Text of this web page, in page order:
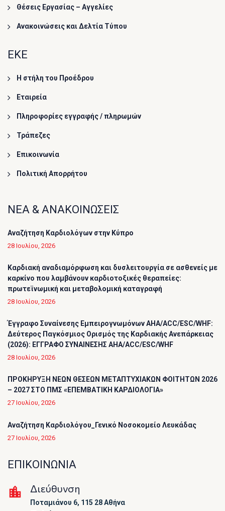
Θέσεις Εργασίας – Αγγελίες
Ανακοινώσεις και Δελτία Τύπου
ΕΚΕ
Η στήλη του Προέδρου
Εταιρεία
Πληροφορίες εγγραφής / πληρωμών
Τράπεζες
Επικοινωνία
Πολιτική Απορρήτου
ΝΕΑ & ΑΝΑΚΟΙΝΩΣΕΙΣ
Αναζήτηση Καρδιολόγων στην Κύπρο
28 Ιουλίου, 2026
Καρδιακή αναδιαμόρφωση και δυσλειτουργία σε ασθενείς με
καρκίνο που λαμβάνουν καρδιοτοξικές θεραπείες:
πρωτεϊνωμική και μεταβολομική καταγραφή
28 Ιουλίου, 2026
Έγγραφο Συναίνεσης Εμπειρογνωμόνων AHA/ACC/ESC/WHF:
Δεύτερος Παγκόσμιος Ορισμός της Καρδιακής Ανεπάρκειας
(2026): ΕΓΓΡΑΦΟ ΣΥΝΑΙΝΕΣΗΣ AHA/ACC/ESC/WHF
28 Ιουλίου, 2026
ΠΡΟΚΗΡΥΞΗ ΝΕΩΝ ΘΕΣΕΩΝ ΜΕΤΑΠΤΥΧΙΑΚΩΝ ΦΟΙΤΗΤΩΝ 2026
– 2027 ΣΤΟ ΠΜΣ «ΕΠΕΜΒΑΤΙΚΗ ΚΑΡΔΙΟΛΟΓΙΑ»
27 Ιουλίου, 2026
Αναζήτηση Καρδιολόγου_Γενικό Νοσοκομείο Λευκάδας
27 Ιουλίου, 2026
ΕΠΙΚΟΙΝΩΝΙΑ
Διεύθυνση
Ποταμιάνου 6, 115 28 Αθήνα